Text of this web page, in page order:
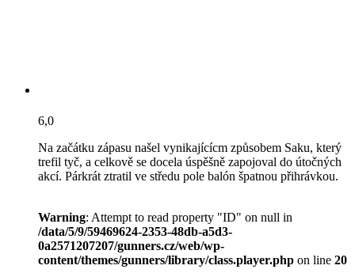
6,0
Na začátku zápasu našel vynikajícícm způsobem Saku, který
trefil tyč, a celkově se docela úspěšně zapojoval do útočných
akcí. Párkrát ztratil ve středu pole balón špatnou přihrávkou.
Warning: Attempt to read property "ID" on null in
/data/5/9/59469624-2353-48db-a5d3-
0a2571207207/gunners.cz/web/wp-
content/themes/gunners/library/class.player.php on line 20